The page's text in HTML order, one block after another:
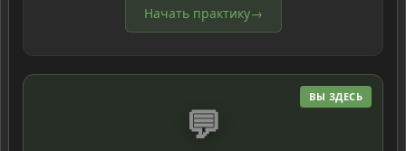
Начать практику→
ВЫ ЗДЕСЬ
💬